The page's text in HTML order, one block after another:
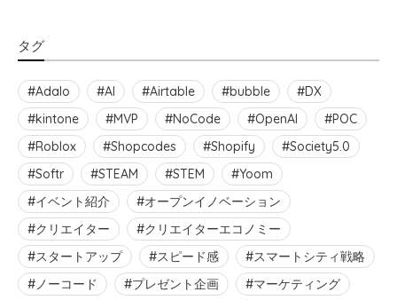
タグ
Adalo AI Airtable bubble
DX
kintone
MVP NoCode OpenAI
POC
Roblox
Shopcodes Shopify
Society5.0
Softr
STEAM STEM
Yoom
イベント紹介
オープンイノベーション
クリエイター
クリエイターエコノミー
スタートアップ
スピード感
スマートシティ戦略
ノーコード
プレゼント企画
マーケティング